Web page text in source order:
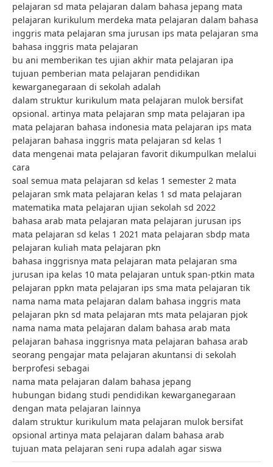
pelajaran sd mata pelajaran dalam bahasa jepang mata
pelajaran kurikulum merdeka mata pelajaran dalam bahasa
inggris mata pelajaran sma jurusan ips mata pelajaran sma
bahasa inggris mata pelajaran
bu ani memberikan tes ujian akhir mata pelajaran ipa
tujuan pemberian mata pelajaran pendidikan
kewarganegaraan di sekolah adalah
dalam struktur kurikulum mata pelajaran mulok bersifat
opsional. artinya mata pelajaran smp mata pelajaran ipa
mata pelajaran bahasa indonesia mata pelajaran ips mata
pelajaran bahasa inggris mata pelajaran sd kelas 1
data mengenai mata pelajaran favorit dikumpulkan melalui
cara
soal semua mata pelajaran sd kelas 1 semester 2 mata
pelajaran smk mata pelajaran kelas 1 sd mata pelajaran
matematika mata pelajaran ujian sekolah sd 2022
bahasa arab mata pelajaran mata pelajaran jurusan ips
mata pelajaran sd kelas 1 2021 mata pelajaran sbdp mata
pelajaran kuliah mata pelajaran pkn
bahasa inggrisnya mata pelajaran mata pelajaran sma
jurusan ipa kelas 10 mata pelajaran untuk span-ptkin mata
pelajaran ppkn mata pelajaran ips sma mata pelajaran tik
nama nama mata pelajaran dalam bahasa inggris mata
pelajaran pkn sd mata pelajaran mts mata pelajaran pjok
nama nama mata pelajaran dalam bahasa arab mata
pelajaran bahasa inggrisnya mata pelajaran bahasa arab
seorang pengajar mata pelajaran akuntansi di sekolah
berprofesi sebagai
nama mata pelajaran dalam bahasa jepang
hubungan bidang studi pendidikan kewarganegaraan
dengan mata pelajaran lainnya
dalam struktur kurikulum mata pelajaran mulok bersifat
opsional artinya mata pelajaran dalam bahasa arab
tujuan mata pelajaran seni rupa adalah agar siswa